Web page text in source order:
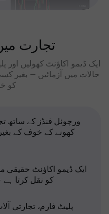
تجارت
ایک ڈیمو اکاؤنٹ کھولیں
حالات میں آزمائیں — بغیر
کو
ورچوئل فنڈز کے ساتھ
کھونے کے خوف کے
ایک ڈیمو اکاؤنٹ
کو نقل کرتا
پلیٹ فارم، تجارتی